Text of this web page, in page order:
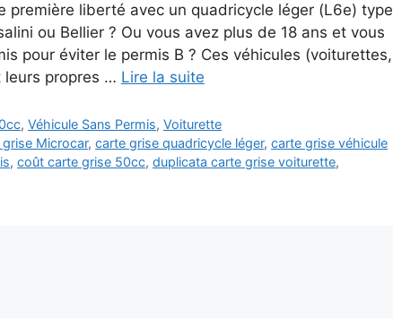
première liberté avec un quadricycle léger (L6e) type
ou Bellier ? Ou vous avez plus de 18 ans et vous
pour éviter le permis B ? Ces véhicules (voiturettes,
leurs propres … Lire la suite
,Véhicule Sans Permis,Voiturette
Microcar,carte grise quadricycle léger,carte grise véhicule
, coût carte grise 50cc, duplicata carte grise voiturette,